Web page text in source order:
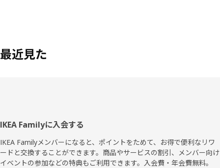
最近見た
フ
ッ
タ
IKEA Familyに入会する
IKEA Familyメンバーになると、ポイントをためて、お得で便利なリワ
ードと交換することができます。商品やサービスの割引、メンバー向け
イベントの参加などの特典もご利用できます。入会費・年会費無料。